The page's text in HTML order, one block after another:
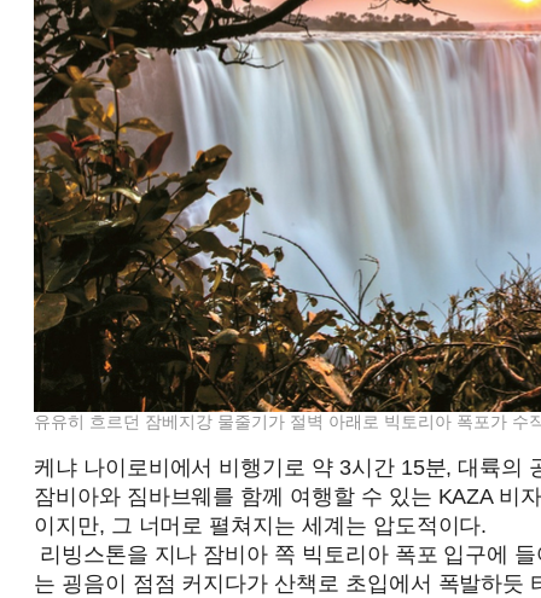
유유히 흐르던 잠베지강 물줄기가 절벽 아래로 빅토리아 폭포가 수
케냐 나이로비에서 비행기로 약 3시간 15분, 대륙의
잠비아와 짐바브웨를 함께 여행할 수 있는 KAZA 비
이지만, 그 너머로 펼쳐지는 세계는 압도적이다.
리빙스톤을 지나 잠비아 쪽 빅토리아 폭포 입구에
는 굉음이 점점 커지다가 산책로 초입에서 폭발하듯